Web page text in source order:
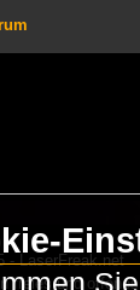
- LaserFreak.net
freies und